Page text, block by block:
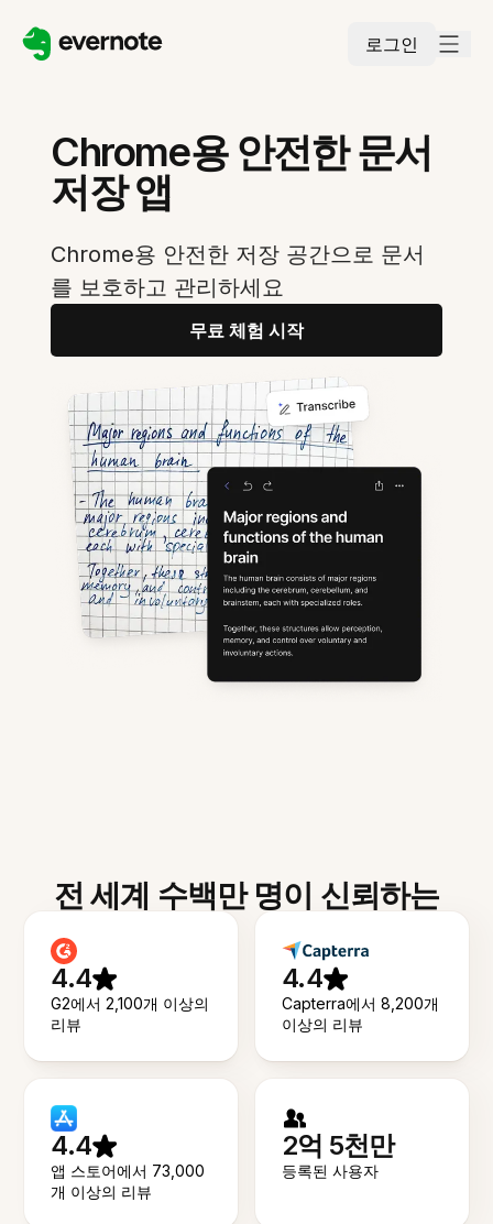
로그인
Chrome용 안전한 문서
저장 앱
Chrome용 안전한 저장 공간으로 문서
를 보호하고 관리하세요
무료 체험 시작
전 세계 수백만 명이 신뢰하는
4.4
G2에서 2,100개 이상의
리뷰
4.4
Capterra에서 8,200개
이상의 리뷰
4.4
앱 스토어에서 73,000
개 이상의 리뷰
2억 5천만
등록된 사용자